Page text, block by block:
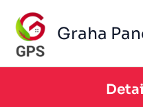
content
Graha